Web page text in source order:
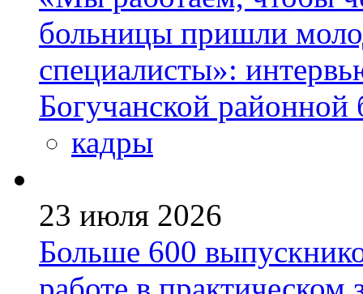
больницы пришли
специалисты»:
Богучанской
кадры
23 июля 2026
Больше 600